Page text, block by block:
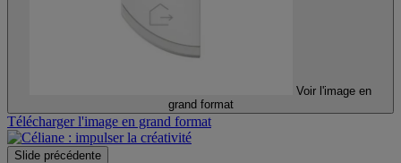
Voir l'image en
grand format
Télécharger l'image en grand format
Slide précédente